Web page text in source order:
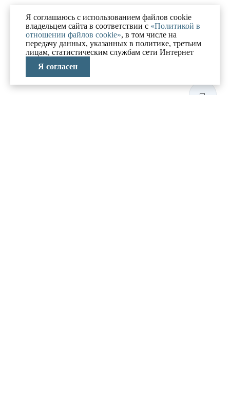
Я соглашаюсь с использованием файлов cookie
владельцем сайта в соответствии с «Политикой в
отношении файлов cookie», в том числе на
передачу данных, указанных в политике, третьим
лицам, статистическим службам сети Интернет
Я согласен